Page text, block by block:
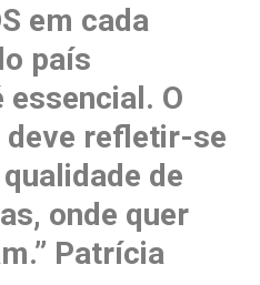
em cada
país
O
refletir-se
de
onde quer
Patrícia